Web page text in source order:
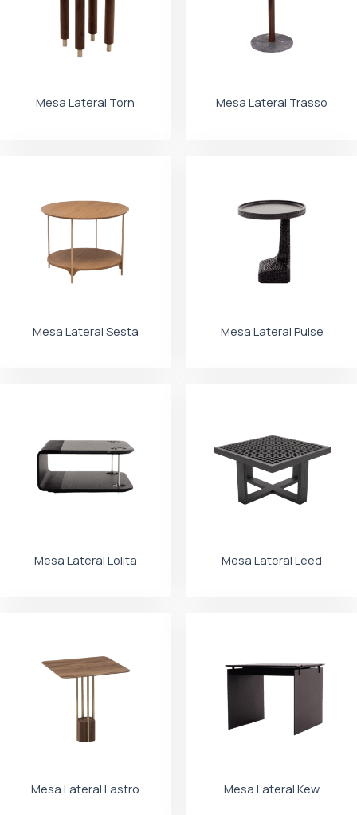
Mesa Lateral Torn Mesa Lateral Trasso
Mesa Lateral Sesta Mesa Lateral Pulse
Mesa Lateral Lolita Mesa Lateral Leed
Mesa Lateral Lastro Mesa Lateral Kew